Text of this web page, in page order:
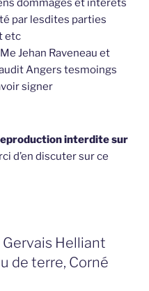
dommages et intérets
par lesdites parties
etc
Jehan Raveneau et
Angers tesmoings
signer
interdite sur
d’en discuter sur ce
Helliant
de terre, Corné